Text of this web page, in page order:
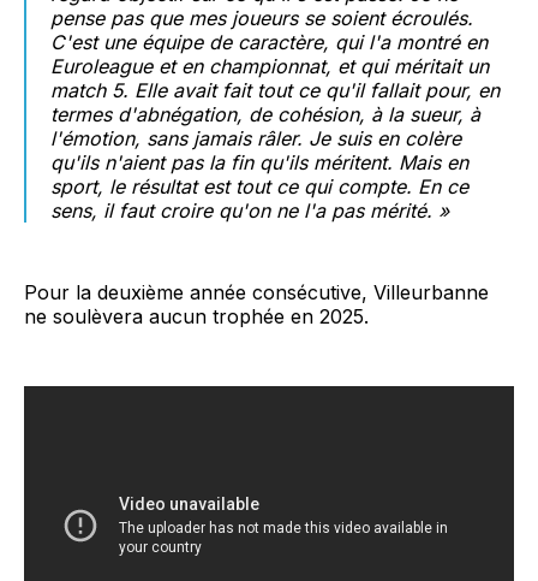
pense pas que mes joueurs se soient écroulés.
C'est une équipe de caractère, qui l'a montré en
Euroleague et en championnat, et qui méritait un
match 5. Elle avait fait tout ce qu'il fallait pour, en
termes d'abnégation, de cohésion, à la sueur, à
l'émotion, sans jamais râler. Je suis en colère
qu'ils n'aient pas la fin qu'ils méritent. Mais en
sport, le résultat est tout ce qui compte. En ce
sens, il faut croire qu'on ne l'a pas mérité. »
Pour la deuxième année consécutive, Villeurbanne
ne soulèvera aucun trophée en 2025.